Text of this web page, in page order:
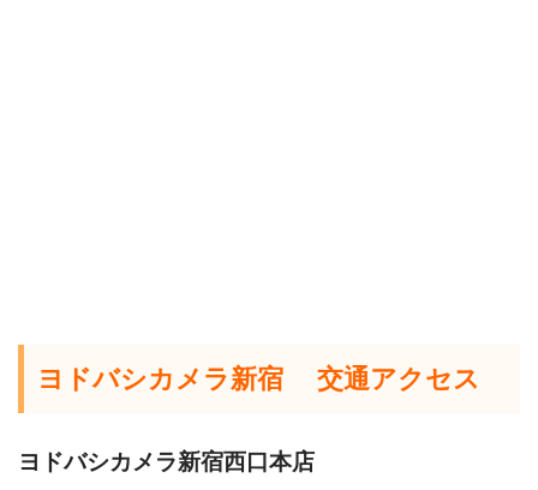
ヨドバシカメラ新宿 交通アクセス
ヨドバシカメラ新宿西口本店